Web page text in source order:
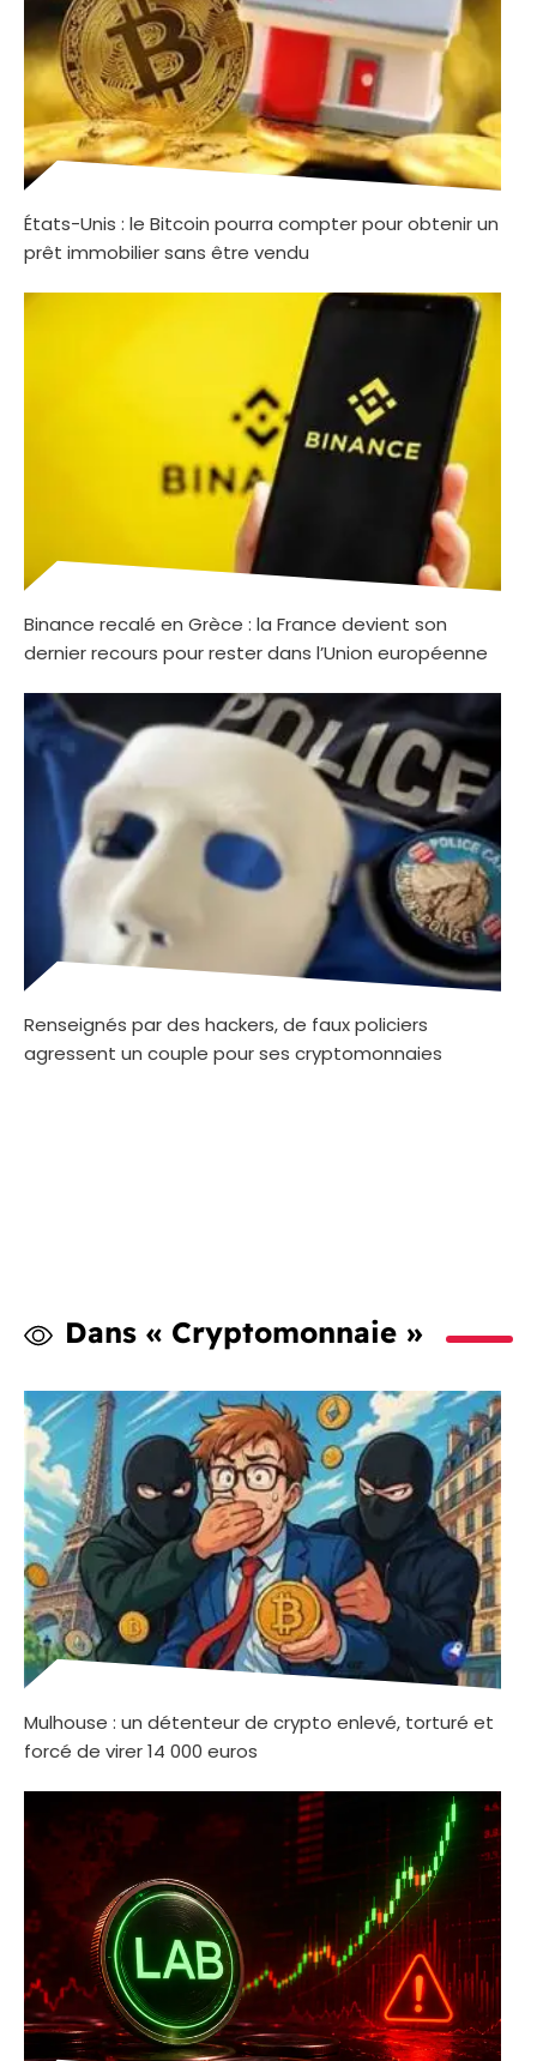
États-Unis : le Bitcoin pourra compter pour obtenir un
prêt immobilier sans être vendu
Binance recalé en Grèce : la France devient son
dernier recours pour rester dans l’Union européenne
Renseignés par des hackers, de faux policiers
agressent un couple pour ses cryptomonnaies
Dans « Cryptomonnaie »
Mulhouse : un détenteur de crypto enlevé, torturé et
forcé de virer 14 000 euros